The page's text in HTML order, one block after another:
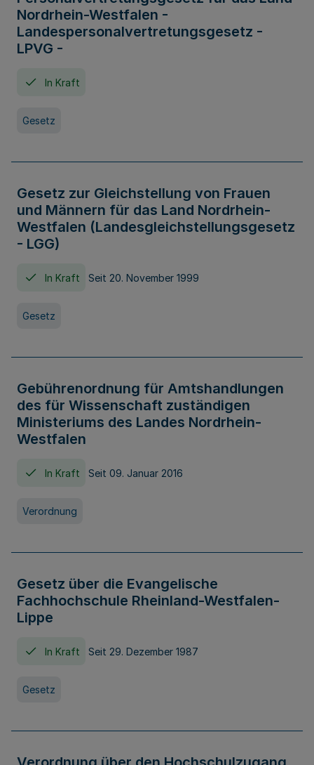
Nordrhein-Westfalen -
Landespersonalvertretungsgesetz -
LPVG -
In Kraft
Gesetz
Gesetz zur Gleichstellung von Frauen
und Männern für das Land Nordrhein-
Westfalen (Landesgleichstellungsgesetz
- LGG)
In Kraft Seit 20. November 1999
Gesetz
Gebührenordnung für Amtshandlungen
des für Wissenschaft zuständigen
Ministeriums des Landes Nordrhein-
Westfalen
In Kraft Seit 09. Januar 2016
Verordnung
Gesetz über die Evangelische
Fachhochschule Rheinland-Westfalen-
Lippe
In Kraft Seit 29. Dezember 1987
Gesetz